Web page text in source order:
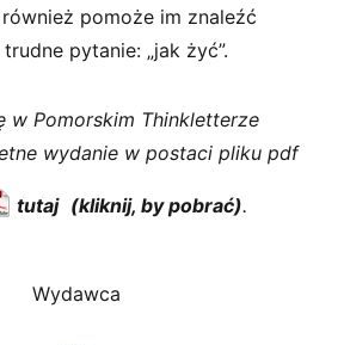
pomoże im znaleźć
pytanie: „jak żyć”.
w Pomorskim Thinkletterze
wydanie w postaci pliku pdf
tutaj .
Wydawca